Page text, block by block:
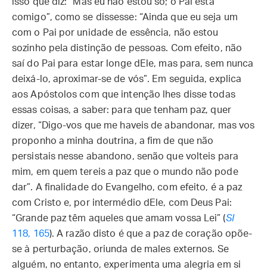
comigo”, como se dissesse: “Ainda que eu seja um
com o Pai por unidade de essência, não estou
sozinho pela distinção de pessoas. Com efeito, não
saí do Pai para estar longe dEle, mas para, sem nunca
deixá-lo, aproximar-se de vós”. Em seguida, explica
aos Apóstolos com que intenção lhes disse todas
essas coisas, a saber: para que tenham paz, quer
dizer, “Digo-vos que me haveis de abandonar, mas vos
proponho a minha doutrina, a fim de que não
persistais nesse abandono, senão que volteis para
mim, em quem tereis a paz que o mundo não pode
dar”. A finalidade do Evangelho, com efeito, é a paz
com Cristo e, por intermédio dEle, com Deus Pai:
“Grande paz têm aqueles que amam vossa Lei” (Sl
118, 165). A razão disto é que a paz de coração opõe-
se à perturbação, oriunda de males externos. Se
alguém, no entanto, experimenta uma alegria em si